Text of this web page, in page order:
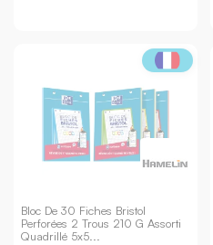
Bloc De 30 Fiches Bristol
Perforées 2 Trous 210 G Assorti
Quadrillé 5x5...